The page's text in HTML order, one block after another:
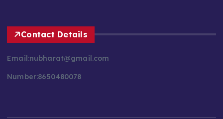
Contact Details
Email:nubharat@gmail.com
Number:8650480078